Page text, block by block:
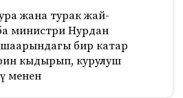
жана турак жай-
министри Нурдан
бир катар
кыдырып, курулуш
менен